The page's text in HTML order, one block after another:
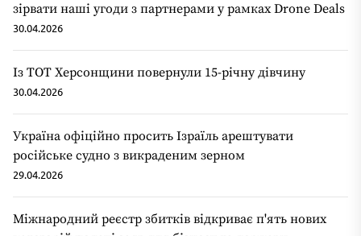
зірвати наші угоди з партнерами у рамках Drone Deals
30.04.2026
Із ТОТ Херсонщини повернули 15-річну дівчину
30.04.2026
Україна офіційно просить Ізраїль арештувати
російське судно з викраденим зерном
29.04.2026
Міжнародний реєстр збитків відкриває п'ять нових